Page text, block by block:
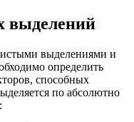
выделений
выделениями и
определить
способных
по абсолютно